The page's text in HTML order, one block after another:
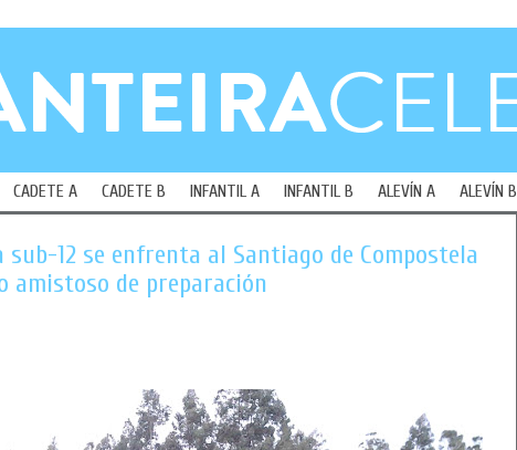
CADETE A CADETE B INFANTIL A INFANTIL B ALEVÍN A ALEVÍN B
sub-12 se enfrenta al Santiago de Compostela
amistoso de preparación